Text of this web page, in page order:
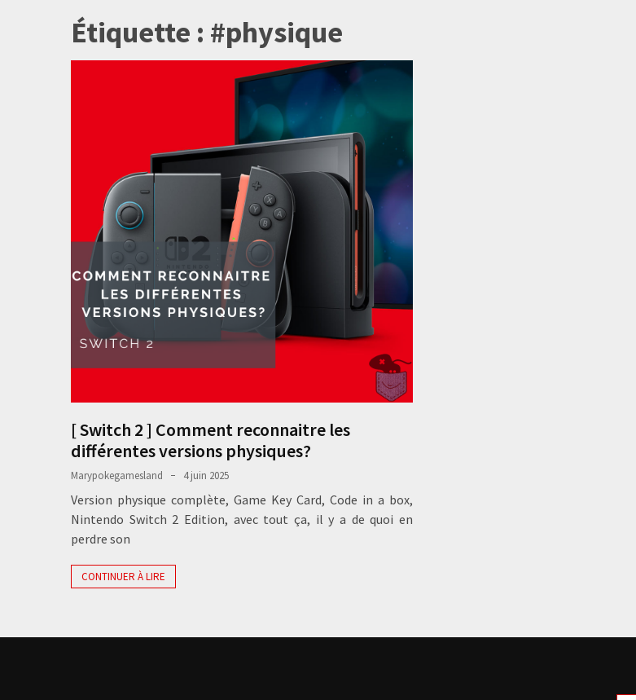
Étiquette : #physique
[ Switch 2 ] Comment reconnaitre les
différentes versions physiques?
Marypokegamesland 4 juin 2025
Version physique complète, Game Key Card, Code in a box,
Nintendo Switch 2 Edition, avec tout ça, il y a de quoi en
perdre son
CONTINUER À LIRE